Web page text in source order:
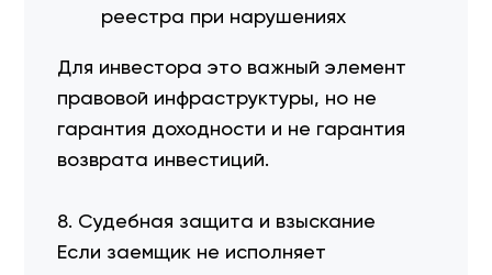
реестра при нарушениях
Для инвестора это важный элемент
правовой инфраструктуры, но не
гарантия доходности и не гарантия
возврата инвестиций.
8. Судебная защита и взыскание
Если заемщик не исполняет